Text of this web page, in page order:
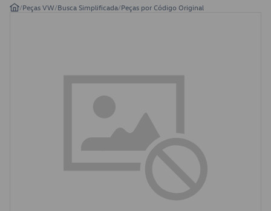
/Peças VW/Busca Simplificada/Peças por Código Original